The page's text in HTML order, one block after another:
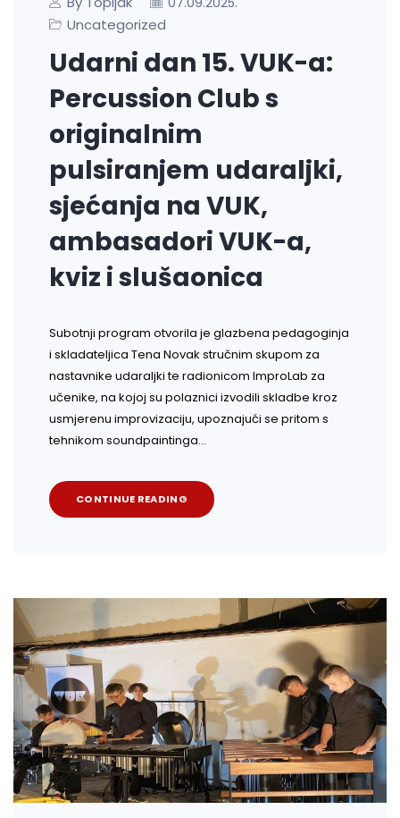
Uncategorized
Udarni dan 15. VUK-a:
Percussion Club s
originalnim
pulsiranjem udaraljki,
sjećanja na VUK,
ambasadori VUK-a,
kviz i slušaonica
Subotnji program otvorila je glazbena pedagoginja
i skladateljica Tena Novak stručnim skupom za
nastavnike udaraljki te radionicom ImproLab za
učenike, na kojoj su polaznici izvodili skladbe kroz
usmjerenu improvizaciju, upoznajući se pritom s
tehnikom soundpaintinga…
CONTINUE READING